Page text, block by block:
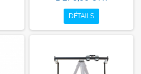
DÉTAILS